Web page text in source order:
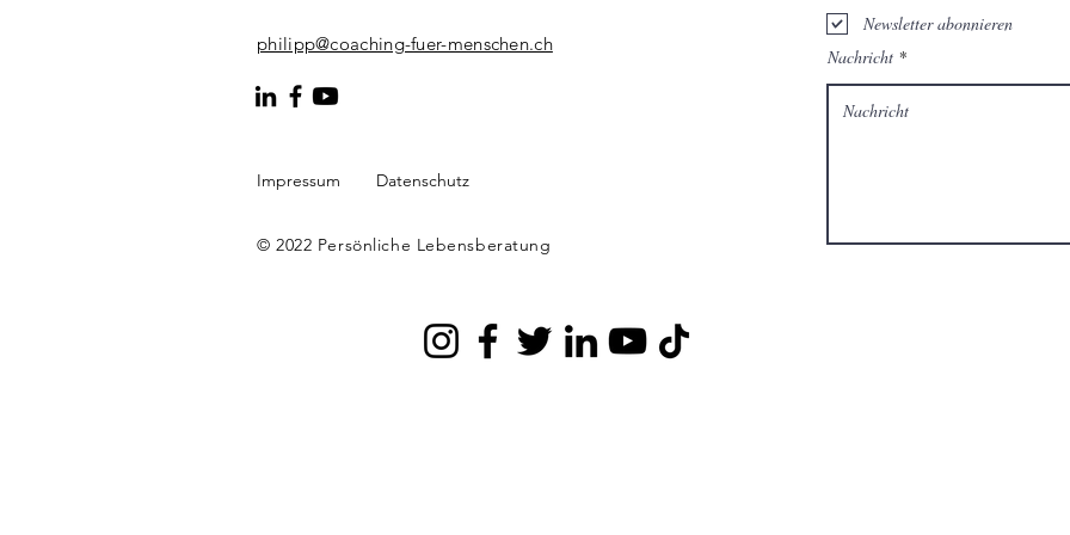
philipp@coaching-fuer-menschen.ch
© 2022 Persönliche Lebensberatung
Impressum Datenschutz
Newsletter abonnieren
Nachricht